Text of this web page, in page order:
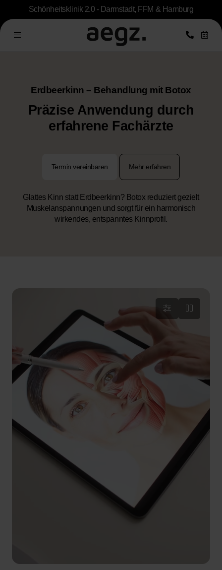
Schönheitsklinik 2.0 - Darmstadt, FFM & Hamburg
Erdbeerkinn – Behandlung mit Botox
Präzise Anwendung durch
erfahrene Fachärzte
Termin vereinbaren Mehr erfahren
Glattes Kinn statt Erdbeerkinn? Botox reduziert gezielt
Muskelanspannungen und sorgt für ein harmonisch
wirkendes, entspanntes Kinnprofil.